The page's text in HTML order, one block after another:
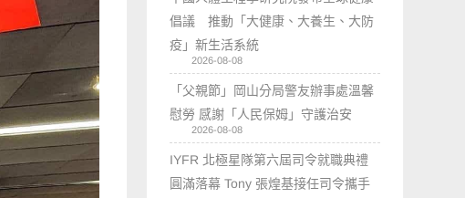
倡議 推動「大健康、大養生、大防
疫」新生活系統
2026-08-08
「父親節」岡山分局警友辦事處溫馨
慰勞 感謝「人民保姆」守護治安
2026-08-08
IYFR 北極星隊第六屆司令就職典禮
圓滿落幕 Tony 張煌基接任司令攜手